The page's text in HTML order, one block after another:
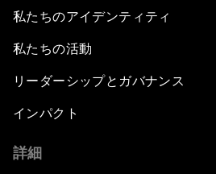
私たちのアイデンティティ
私たちの活動
リーダーシップとガバナンス
インパクト
詳細